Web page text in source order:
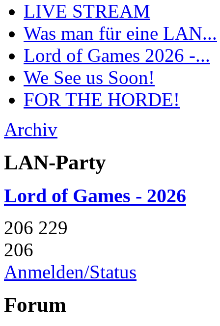
LIVE STREAM
Was man für eine LAN...
Lord of Games 2026 -...
We See us Soon!
FOR THE HORDE!
Archiv
LAN-Party
Lord of Games - 2026
206 229
206
Anmelden/Status
Forum